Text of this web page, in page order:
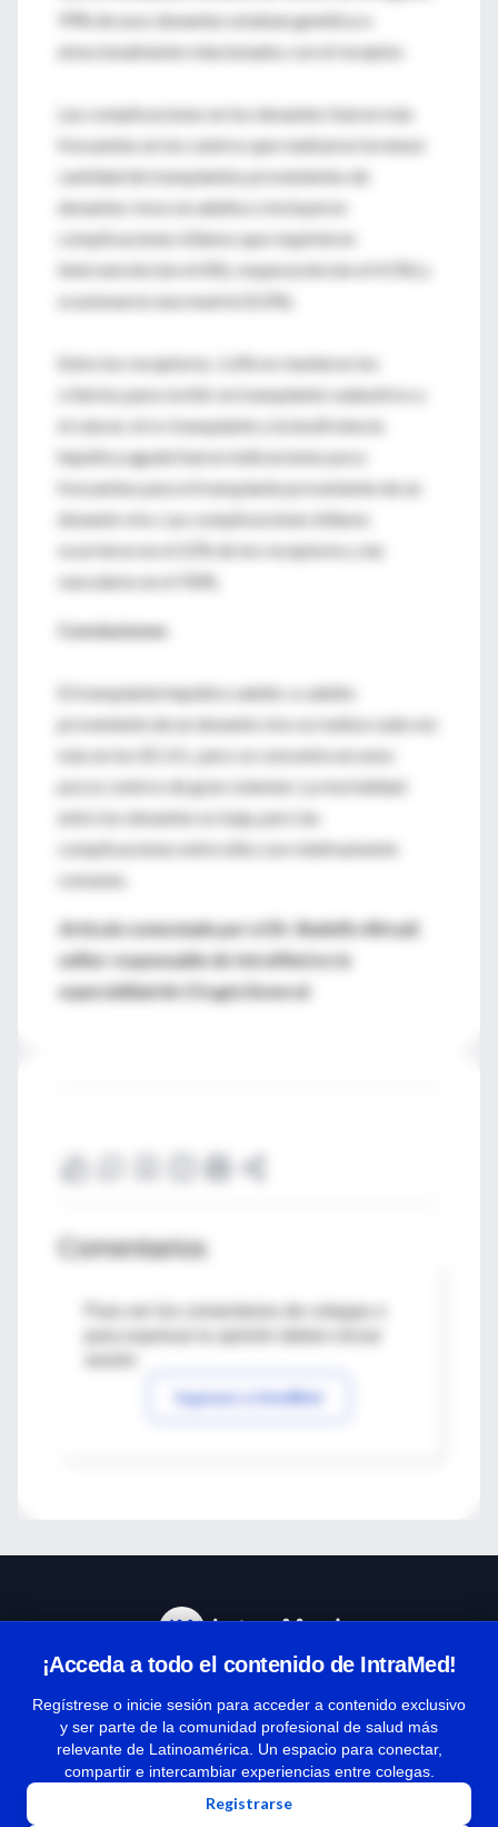
99% de esos donantes estaban genética o
emocionalmente relacionados con el receptor.
Las complicaciones en los donantes fueron más
frecuentes en los centros que realizaron la menor
cantidad de transplantes provenientes de
donantes vivos en adultos e incluyeron
complicaciones biliares que requirieron
intervención (en el 6%), reoperación (en el 4.5%) y
ocasionaron una muerte (0.2%).
Entre los receptores, 1.6% no reunieron los
criterios para recibir un transplante cadavérico y
el cáncer, el re-transplante y la insuficiencia
hepática aguda fueron indicaciones poco
frecuentes para el transplante proveniente de un
donante vivo. Las complicaciones biliares
ocurrieron en el 22% de los receptores y las
vasculares en el 9.8%.
Conclusiones
El transplante hepático adulto-a-adulto
proveniente de un donante vivo se realiza cada vez
más en los EE.UU., pero se concentra en unos
pocos centros de gran volumen. La mortalidad
entre los donantes es baja, pero las
complicaciones entre ellos son relativamente
comunes.
Artículo comentado por el Dr. Rodolfo Altrudi,
editor responsable de IntraMed en la
especialidad de Cirugía General.
Comentarios
Para ver los comentarios de colegas o
Ingresar a IntraMed
¡Acceda a todo el contenido de IntraMed!
Regístrese o inicie sesión para acceder a contenido exclusivo
y ser parte de la comunidad profesional de salud más
relevante de Latinoamérica. Un espacio para conectar,
compartir e intercambiar experiencias entre colegas.
Registrarse
Términos y condiciones
| Políticas de privacidad
| Todos los derechos reservados | Copyright 1997-2026